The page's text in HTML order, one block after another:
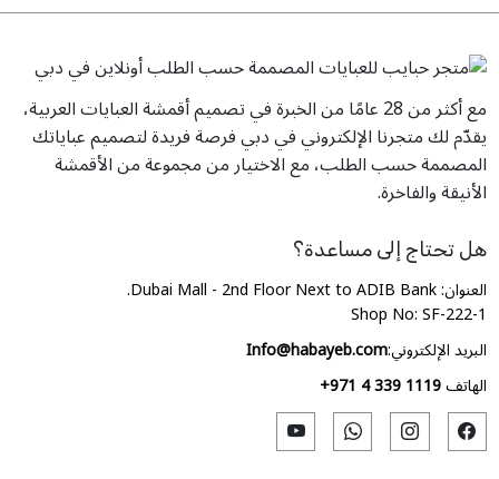
مع أكثر من 28 عامًا من الخبرة في تصميم أقمشة العبايات العربية،
يقدّم لك متجرنا الإلكتروني في دبي فرصة فريدة لتصميم عباياتك
المصممة حسب الطلب، مع الاختيار من مجموعة من الأقمشة
الأنيقة والفاخرة.
هل تحتاج إلى مساعدة؟
العنوان: Dubai Mall - 2nd Floor Next to ADIB Bank.
Shop No: SF-222-1
البريد الإلكتروني:Info@habayeb.com
الهاتف+971 4 339 1119